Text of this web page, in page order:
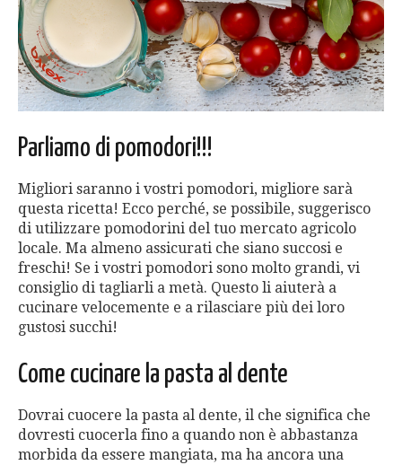
Parliamo di pomodori!!!
Migliori saranno i vostri pomodori, migliore sarà
questa ricetta! Ecco perché, se possibile, suggerisco
di utilizzare pomodorini del tuo mercato agricolo
locale. Ma almeno assicurati che siano succosi e
freschi! Se i vostri pomodori sono molto grandi, vi
consiglio di tagliarli a metà. Questo li aiuterà a
cucinare velocemente e a rilasciare più dei loro
gustosi succhi!
Come cucinare la pasta al dente
Dovrai cuocere la pasta al dente, il che significa che
dovresti cuocerla fino a quando non è abbastanza
morbida da essere mangiata, ma ha ancora una